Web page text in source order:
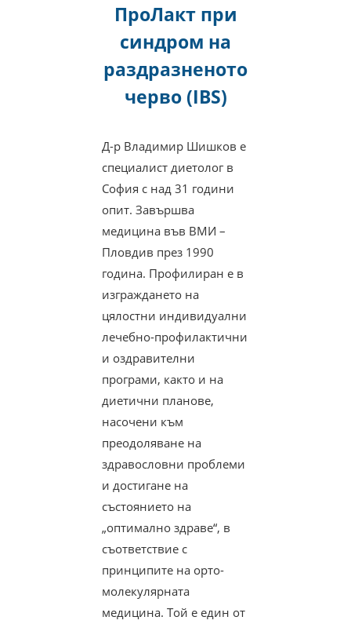
ПроЛакт при
синдром на
раздразненото
черво (IBS)
Д-р Владимир Шишков е
специалист диетолог в
София с над 31 години
опит. Завършва
медицина във ВМИ –
Пловдив през 1990
година. Профилиран е в
изграждането на
цялостни индивидуални
лечебно-профилактични
и оздравителни
програми, както и на
диетични планове,
насочени към
преодоляване на
здравословни проблеми
и достигане на
състоянието на
„оптимално здраве“, в
съответствие с
принципите на орто-
молекулярната
медицина. Той е един от